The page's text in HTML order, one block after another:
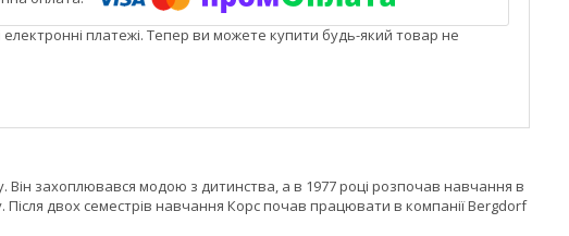
електронні платежі. Тепер ви можете купити будь-який товар не
Він захоплювався модою з дитинства, а в 1977 році розпочав навчання в
двох семестрів навчання Корс почав працювати в компанії Bergdorf